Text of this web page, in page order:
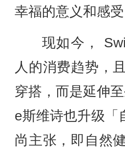
幸福的意义和感受
现如今，
人的消费趋势，
穿搭，而是延伸
e斯维诗也升级「
尚主张，即自然